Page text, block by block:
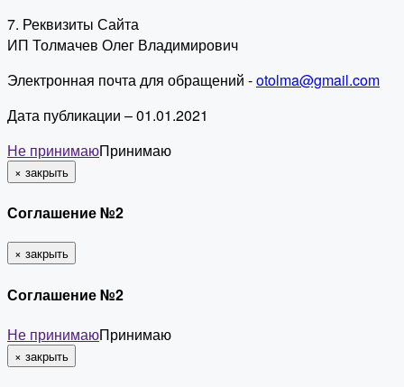
7. Реквизиты Сайта
ИП Толмачев Олег Владимирович
Электронная почта для обращений -otolma@gmail.com
Дата публикации – 01.01.2021
Не принимаюПринимаю
× закрыть
Соглашение №2
× закрыть
Соглашение №2
Не принимаюПринимаю
× закрыть